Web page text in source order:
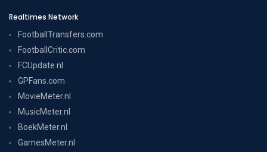
Realtimes Network
FootballTransfers.com
FootballCritic.com
FCUpdate.nl
GPFans.com
MovieMeter.nl
MusicMeter.nl
BoekMeter.nl
GamesMeter.nl